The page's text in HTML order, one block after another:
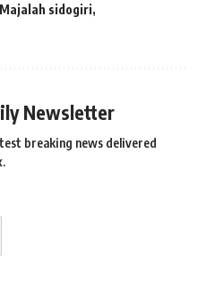
Majalah sidogiri
Newsletter
breaking news delivered